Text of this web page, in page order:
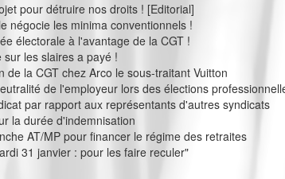
pour détruire nos droits ! [Editorial]
négocie les minima conventionnels !
électorale à l'avantage de la CGT !
sur les slaires a payé !
de la CGT chez Arco le sous-traitant Vuitton
de l'employeur lors des élections
par rapport aux représentants d'autres syndicats
la durée d'indemnisation
AT/MP pour financer le régime des retraites
31 janvier : pour les faire reculer"